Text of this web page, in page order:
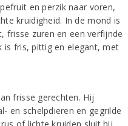
en perzik naar voren,
kruidigheid. In de mond is
frisse zuren en een verfijnde
is fris, pittig en elegant, met
frisse gerechten. Hij
en schelpdieren en gegrilde